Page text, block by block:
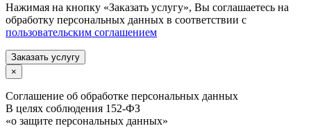
Нажимая на кнопку «Заказать услугу», Вы соглашаетесь на
обработку персональных данных в соответствии с
пользовательским соглашением
Заказать услугу
×
Соглашение об обработке персональных данных
В целях соблюдения 152-ФЗ
«о защите персональных данных»